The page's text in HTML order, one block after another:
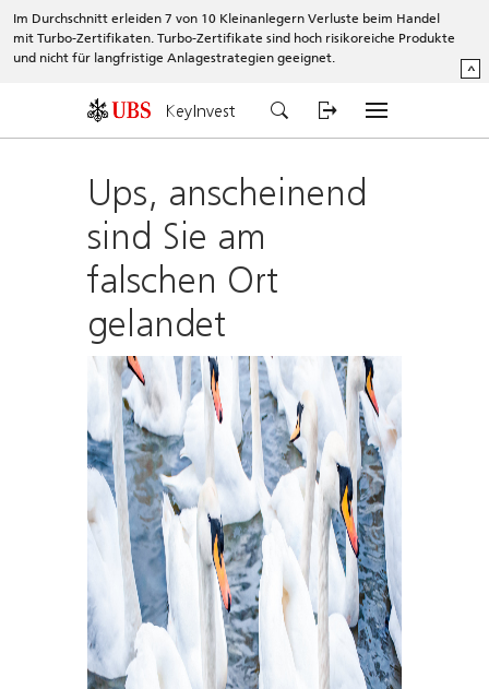
Im Durchschnitt erleiden 7 von 10 Kleinanlegern Verluste beim Handel
mit Turbo-Zertifikaten. Turbo-Zertifikate sind hoch risikoreiche Produkte
und nicht für langfristige Anlagestrategien geeignet.
^
KeyInvest
Ups, anscheinend
sind Sie am
falschen Ort
gelandet